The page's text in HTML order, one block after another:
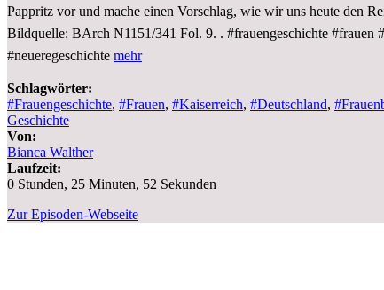
Pappritz vor und mache einen Vorschlag, wie wir uns heute den
Bildquelle: BArch N1151/341 Fol. 9. . #frauengeschichte #frauen
#neueregeschichte mehr
Schlagwörter:
#Frauengeschichte, #Frauen, #Kaiserreich, #Deutschland,
Geschichte
Von:
Bianca Walther
Laufzeit:
0 Stunden, 25 Minuten, 52 Sekunden
Zur Episoden-Webseite